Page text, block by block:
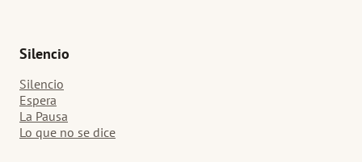
Silencio
Silencio
Espera
La Pausa
Lo que no se dice